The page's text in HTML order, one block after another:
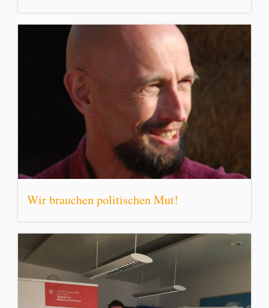
Wir brauchen politischen Mut!